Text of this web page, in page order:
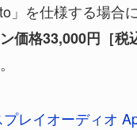
」を仕様する場合
価格33,000円［税
プレイオーディオ